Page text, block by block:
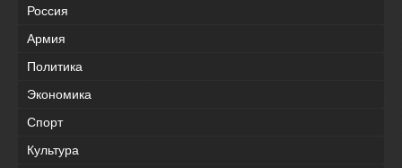
Россия
Армия
Политика
Экономика
Спорт
Культура